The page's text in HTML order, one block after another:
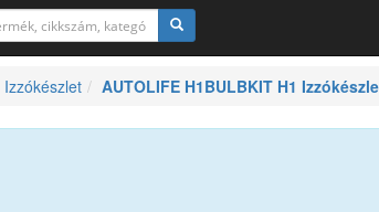
Izzókészlet AUTOLIFE H1BULBKIT H1